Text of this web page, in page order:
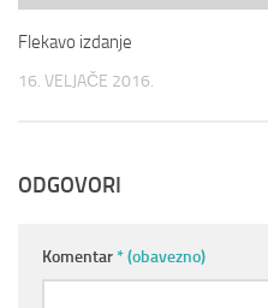
Flekavo izdanje
16. VELJAČE 2016.
ODGOVORI
Komentar* (obavezno)